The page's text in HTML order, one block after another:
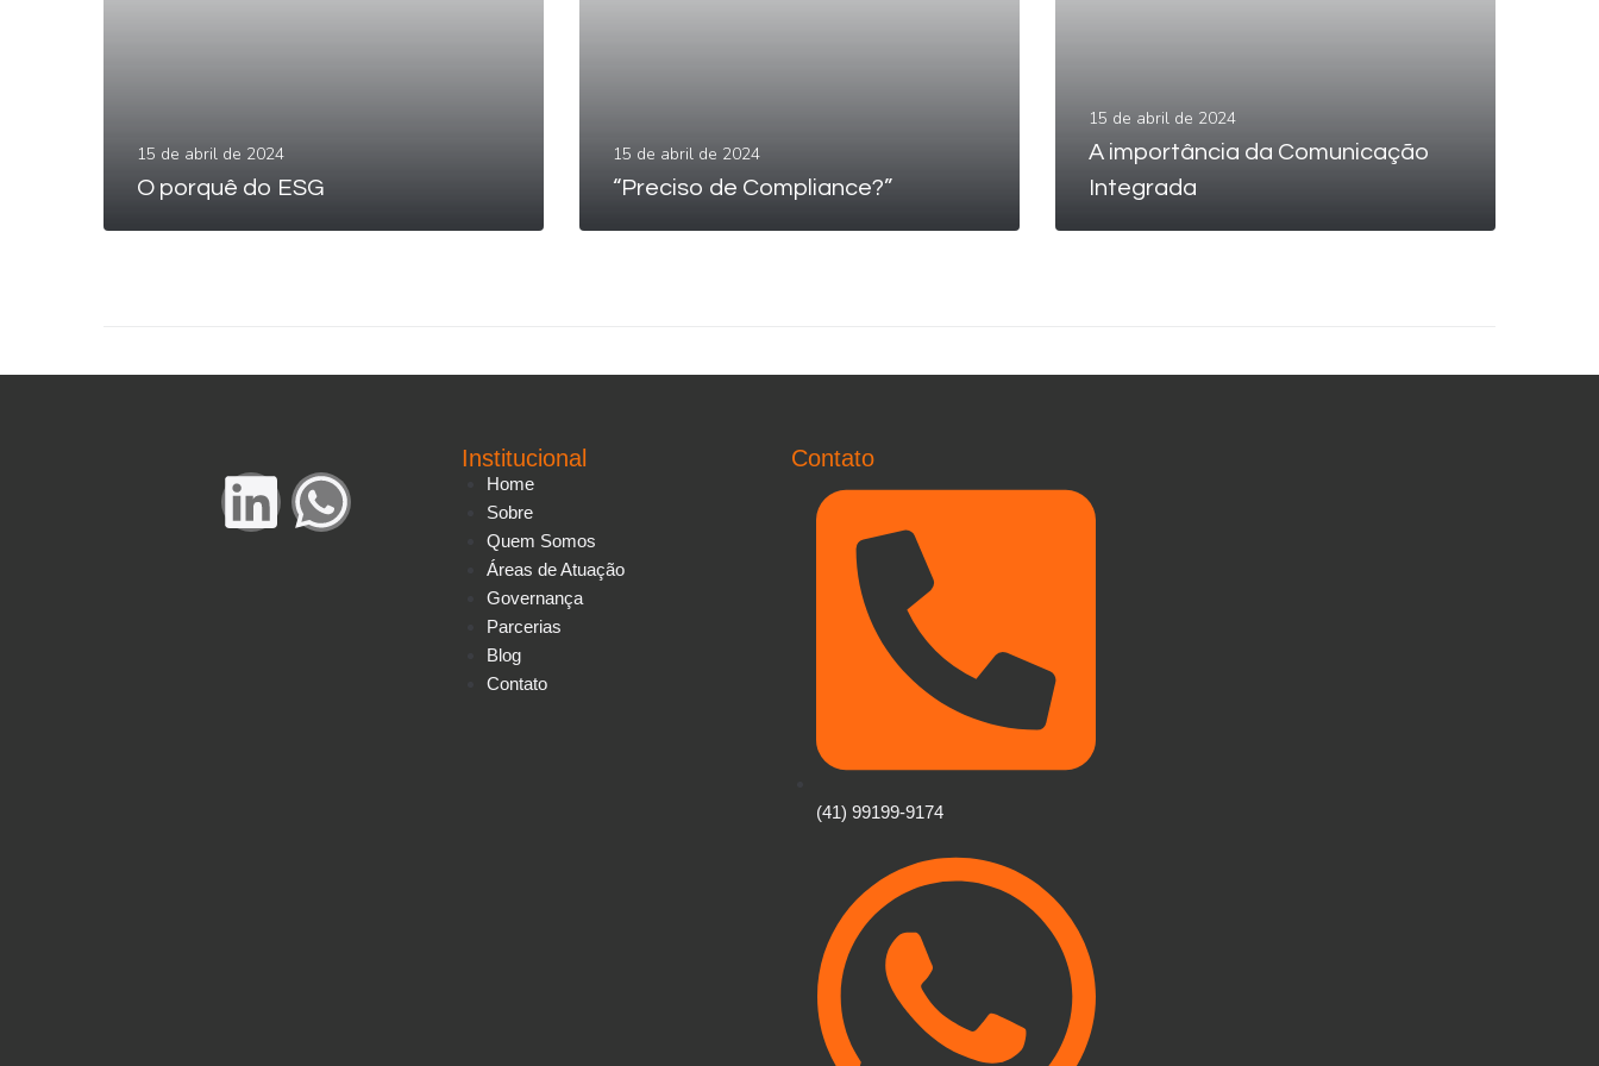
15 de abril de 2024
O porquê do ESG
LEIA MAIS
15 de abril de 2024
“Preciso de Compliance?”
LEIA MAIS
15 de abril de 2024
A importância da Comunicação
Integrada
LEIA MAIS
Institucional
Home
Sobre
Quem Somos
Áreas de Atuação
Governança
Parcerias
Blog
Contato
Contato
(41) 99199-9174